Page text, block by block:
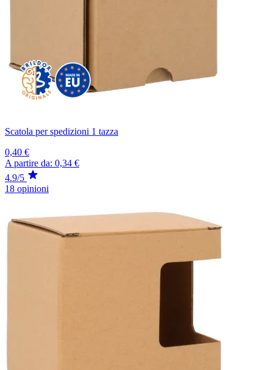
Scatola per spedizioni 1 tazza
0,40 €
A partire da: 0,34 €
4.9/5
18 opinioni